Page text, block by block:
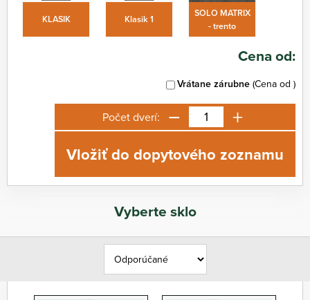
KLASIK Klasik 1
SOLO MATRIX
- trento
Cena od:
Vrátane zárubne (Cena od )
Počet dverí: − +
Vložiť do dopytového zoznamu
Vyberte sklo